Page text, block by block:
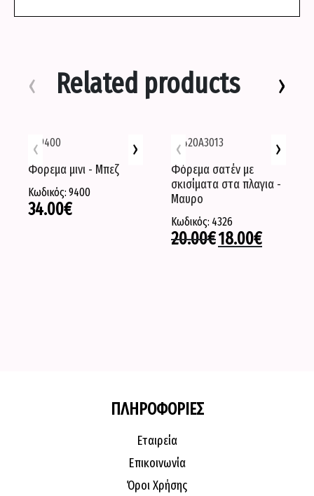
Related products
‹ ›
Φορεμα μινι - Μπεζ
Κωδικός: 9400
34.00€
‹ ›
Φόρεμα σατέν με
σκισίματα στα πλαγια -
Μαυρο
Κωδικός: 4326
20.00€18.00€
‹ ›
ΠΛΗΡΟΦΟΡΙΕΣ
Εταιρεία
Επικοινωνία
Όροι Χρήσης